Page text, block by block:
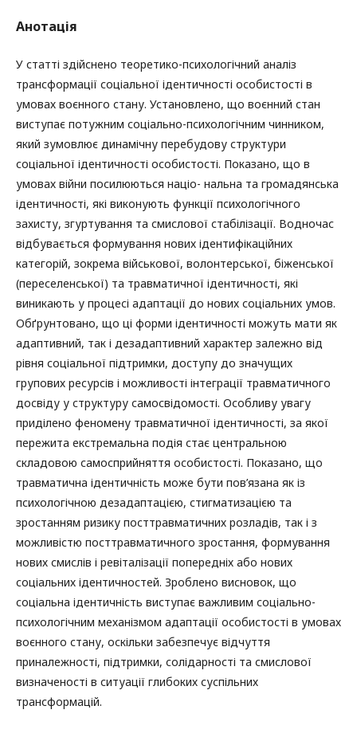
Анотація
У статті здійснено теоретико-психологічний аналіз
трансформації соціальної ідентичності особистості в
умовах воєнного стану. Установлено, що воєнний стан
виступає потужним соціально-психологічним чинником,
який зумовлює динамічну перебудову структури
соціальної ідентичності особистості. Показано, що в
умовах війни посилюються націо- нальна та громадянська
ідентичності, які виконують функції психологічного
захисту, згуртування та смислової стабілізації. Водночас
відбувається формування нових ідентифікаційних
категорій, зокрема військової, волонтерської, біженської
(переселенської) та травматичної ідентичності, які
виникають у процесі адаптації до нових соціальних умов.
Обґрунтовано, що ці форми ідентичності можуть мати як
адаптивний, так і дезадаптивний характер залежно від
рівня соціальної підтримки, доступу до значущих
групових ресурсів і можливості інтеграції травматичного
досвіду у структуру самосвідомості. Особливу увагу
приділено феномену травматичної ідентичності, за якої
пережита екстремальна подія стає центральною
складовою самосприйняття особистості. Показано, що
травматична ідентичність може бути пов’язана як із
психологічною дезадаптацією, стигматизацією та
зростанням ризику посттравматичних розладів, так і з
можливістю посттравматичного зростання, формування
нових смислів і ревіталізації попередніх або нових
соціальних ідентичностей. Зроблено висновок, що
соціальна ідентичність виступає важливим соціально-
психологічним механізмом адаптації особистості в умовах
воєнного стану, оскільки забезпечує відчуття
приналежності, підтримки, солідарності та смислової
визначеності в ситуації глибоких суспільних
трансформацій.